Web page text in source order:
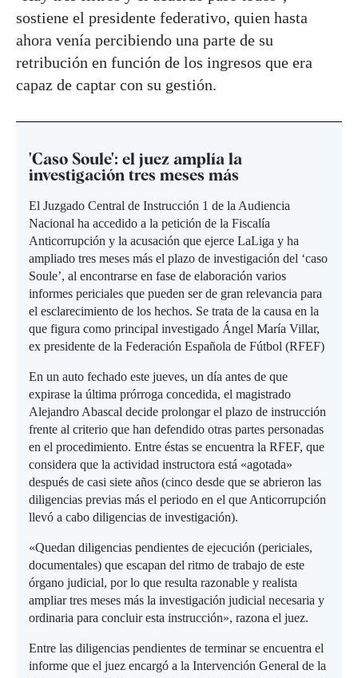
sostiene el presidente federativo, quien hasta
ahora venía percibiendo una parte de su
retribución en función de los ingresos que era
capaz de captar con su gestión.
'Caso Soule': el juez amplía la
investigación tres meses más
El Juzgado Central de Instrucción 1 de la Audiencia
Nacional ha accedido a la petición de la Fiscalía
Anticorrupción y la acusación que ejerce LaLiga y ha
ampliado tres meses más el plazo de investigación del ‘caso
Soule’, al encontrarse en fase de elaboración varios
informes periciales que pueden ser de gran relevancia para
el esclarecimiento de los hechos. Se trata de la causa en la
que figura como principal investigado Ángel María Villar,
ex presidente de la Federación Española de Fútbol (RFEF)
En un auto fechado este jueves, un día antes de que
expirase la última prórroga concedida, el magistrado
Alejandro Abascal decide prolongar el plazo de instrucción
frente al criterio que han defendido otras partes personadas
en el procedimiento. Entre éstas se encuentra la RFEF, que
considera que la actividad instructora está «agotada»
después de casi siete años (cinco desde que se abrieron las
diligencias previas más el periodo en el que Anticorrupción
llevó a cabo diligencias de investigación).
«Quedan diligencias pendientes de ejecución (periciales,
documentales) que escapan del ritmo de trabajo de este
órgano judicial, por lo que resulta razonable y realista
ampliar tres meses más la investigación judicial necesaria y
ordinaria para concluir esta instrucción», razona el juez.
Entre las diligencias pendientes de terminar se encuentra el
informe que el juez encargó a la Intervención General de la